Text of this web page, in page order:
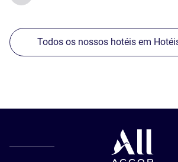
Todos os nossos hotéis em